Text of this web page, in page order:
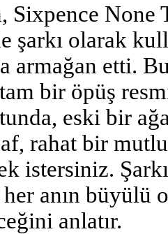
Sixpence
şarkı olarak
armağan etti.
bir öpüş
eski bir
rahat bir
istersiniz.
anın büyülü
anlatır.